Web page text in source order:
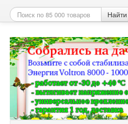
Найти